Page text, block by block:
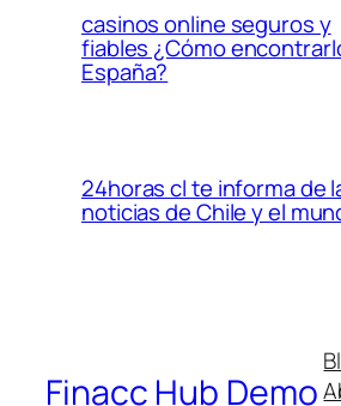
casinos online seguros y
fiables ¿Cómo
España?
24horas cl te informa de
noticias de Chile y el
Finacc Hub Demo